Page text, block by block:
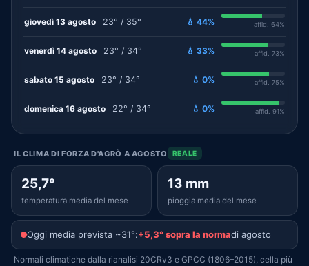
giovedì 13 agosto 23° / 35° 💧 44% affid. 64%
venerdì 14 agosto 23° / 34° 💧 33% affid. 73%
sabato 15 agosto 23° / 34° 💧 0% affid. 75%
domenica 16 agosto 22° / 34° 💧 0% affid. 91%
IL CLIMA DI FORZA D'AGRÒ A AGOSTO REALE
25,7°
temperatura media del mese
13 mm
pioggia media del mese
Oggi media prevista ~31°:+5,3° sopra la normadi agosto
Normali climatiche dalla rianalisi 20CRv3 e GPCC (1806–2015), cella più